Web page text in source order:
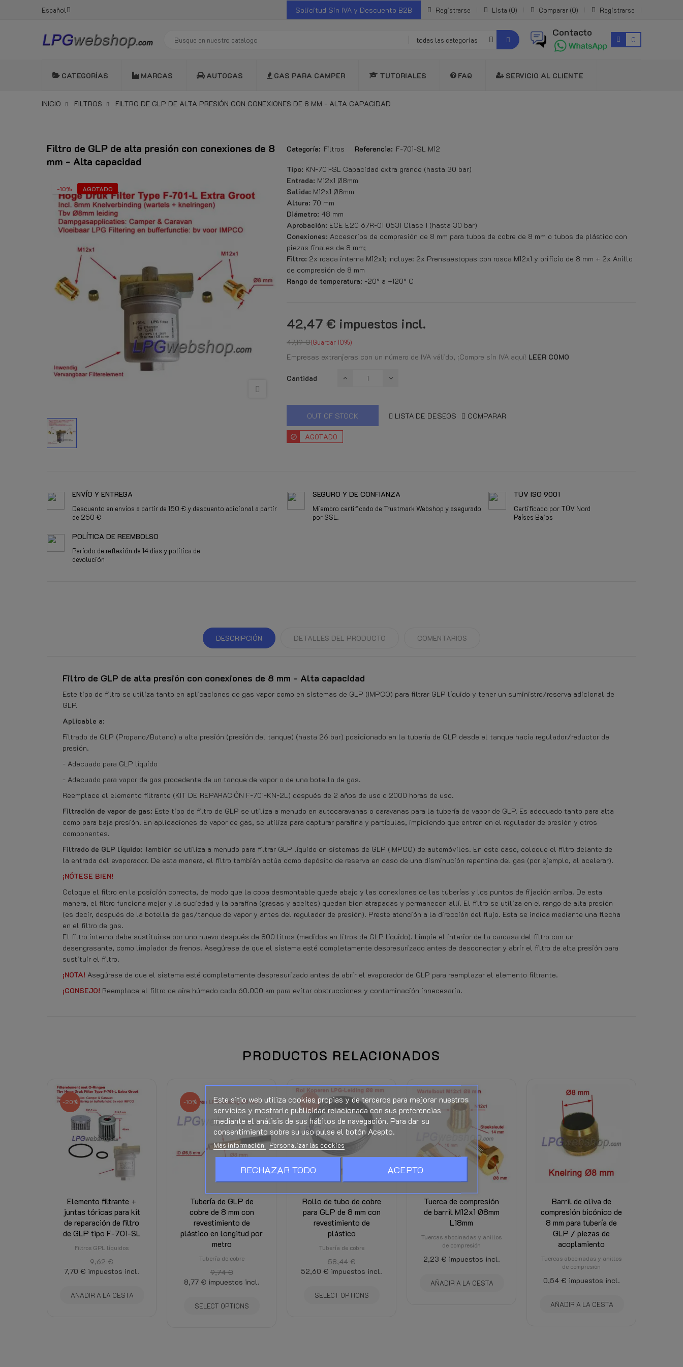
Español Solicitud Sin IVA y Descuento B2B Registrarse Lista 0 Comparar 0 Registrarse
todas las categorias
Contacto
0
CATEGORÍAS MARCAS AUTOGAS GAS PARA CAMPER TUTORIALES FAQ SERVICIO AL CLIENTE
INICIO FILTROS FILTRO DE GLP DE ALTA PRESIÓN CON CONEXIONES DE 8 MM - ALTA CAPACIDAD
Filtro de GLP de alta presión con conexiones de 8
mm - Alta capacidad
-10% AGOTADO
Categoría: Filtros Referencia: F-701-SL M12
Tipo: KN-701-SL Capacidad extra grande (hasta 30 bar)
Entrada: M12x1 Ø8mm
Salida: M12x1 Ø8mm
Altura: 70 mm
Diámetro: 48 mm
Aprobación: ECE E20 67R-01 0531 Clase 1 (hasta 30 bar)
Conexiones: Accesorios de compresión de 8 mm para tubos de cobre de 8 mm o tubos de plástico con
piezas finales de 8 mm;
Filtro: 2x rosca interna M12x1; Incluye: 2x Prensaestopas con rosca M12x1 y orificio de 8 mm + 2x Anillo
de compresión de 8 mm
Rango de temperatura: -20° a +120° C
42,47 € impuestos incl.
47,19 € Guardar 10%
Empresas extranjeras con un número de IVA válido, ¡Compre sin IVA aquí! LEER COMO
Cantidad
OUT OF STOCK LISTA DE DESEOS COMPARAR
AGOTADO
ENVÍO Y ENTREGA
Descuento en envíos a partir de 150 € y descuento adicional a partir
de 250 €
SEGURO Y DE CONFIANZA
Miembro certificado de Trustmark Webshop y asegurado
por SSL.
TÜV ISO 9001
Certificado por TÜV Nord
Países Bajos
POLÍTICA DE REEMBOLSO
Período de reflexión de 14 días y política de
devolución
DESCRIPCIÓN DETALLES DEL PRODUCTO COMENTARIOS
Filtro de GLP de alta presión con conexiones de 8 mm - Alta capacidad
Este tipo de filtro se utiliza tanto en aplicaciones de gas vapor como en sistemas de GLP (IMPCO) para filtrar GLP líquido y tener un suministro/reserva adicional de
GLP.
Aplicable a:
Filtrado de GLP (Propano/Butano) a alta presión (presión del tanque) (hasta 26 bar) posicionado en la tubería de GLP desde el tanque hacia regulador/reductor de
presión.
- Adecuado para GLP líquido
- Adecuado para vapor de gas procedente de un tanque de vapor o de una botella de gas.
Reemplace el elemento filtrante (KIT DE REPARACIÓN F-701-KN-2L) después de 2 años de uso o 2000 horas de uso.
Filtración de vapor de gas: Este tipo de filtro de GLP se utiliza a menudo en autocaravanas o caravanas para la tubería de vapor de GLP. Es adecuado tanto para alta
como para baja presión. En aplicaciones de vapor de gas, se utiliza para capturar parafina y partículas, impidiendo que entren en el regulador de presión y otros
componentes.
Filtrado de GLP líquido: También se utiliza a menudo para filtrar GLP líquido en sistemas de GLP (IMPCO) de automóviles. En este caso, coloque el filtro delante de
la entrada del evaporador. De esta manera, el filtro también actúa como depósito de reserva en caso de una disminución repentina del gas (por ejemplo, al acelerar).
¡NÓTESE BIEN!
Coloque el filtro en la posición correcta, de modo que la copa desmontable quede abajo y las conexiones de las tuberías y los puntos de fijación arriba. De esta
manera, el filtro funciona mejor y la suciedad y la parafina (grasas y aceites) quedan bien atrapadas y permanecen allí. El filtro se utiliza en el rango de alta presión
(es decir, después de la botella de gas/tanque de vapor y antes del regulador de presión). Preste atención a la dirección del flujo. Esta se indica mediante una flecha
en el filtro de gas.
El filtro interno debe sustituirse por uno nuevo después de 800 litros (medidos en litros de GLP líquido). Limpie el interior de la carcasa del filtro con un
desengrasante, como limpiador de frenos. Asegúrese de que el sistema esté completamente despresurizado antes de desconectar y abrir el filtro de alta presión para
sustituir el filtro.
¡NOTA! Asegúrese de que el sistema esté completamente despresurizado antes de abrir el evaporador de GLP para reemplazar el elemento filtrante.
¡CONSEJO! Reemplace el filtro de aire húmedo cada 60.000 km para evitar obstrucciones y contaminación innecesaria.
o de desistimiento.
Costos de envío
Se calcula en la caja y es visible allí. (Dependiendo del peso total, el destino
y los descuentos).
PRODUCTOS RELACIONADOS
-20%
Elemento filtrante +
juntas tóricas para kit
de reparación de filtro
de GLP tipo F-701-SL
Filtros GPL líquidos
9,62 €
7,70 € impuestos incl.
AÑADIR A LA CESTA
-10%
Tubería de GLP de
cobre de 8 mm con
revestimiento de
plástico en longitud por
metro
Tubería de cobre
9,74 €
8,77 € impuestos incl.
SELECT OPTIONS
-10%
Rollo de tubo de cobre
para GLP de 8 mm con
revestimiento de
plástico
Tubería de cobre
58,44 €
52,60 € impuestos incl.
SELECT OPTIONS
Tuerca de compresión
de barril M12x1 Ø8mm
L18mm
Tuercas abocinadas y anillos
de compresión
2,23 € impuestos incl.
AÑADIR A LA CESTA
Barril de oliva de
compresión bicónico de
8 mm para tubería de
GLP / piezas de
acoplamiento
Tuercas abocinadas y anillos
de compresión
0,54 € impuestos incl.
AÑADIR A LA CESTA
Este sitio web utiliza cookies propias y de terceros para mejorar nuestros
servicios y mostrarle publicidad relacionada con sus preferencias
mediante el análisis de sus hábitos de navegación. Para dar su
consentimiento sobre su uso pulse el botón Acepto.
Más información Personalizar las cookies
RECHAZAR TODO ACEPTO